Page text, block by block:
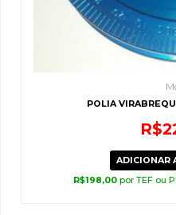
POLIA
R$
ADICIONAR
R$198,00 por TEF ou